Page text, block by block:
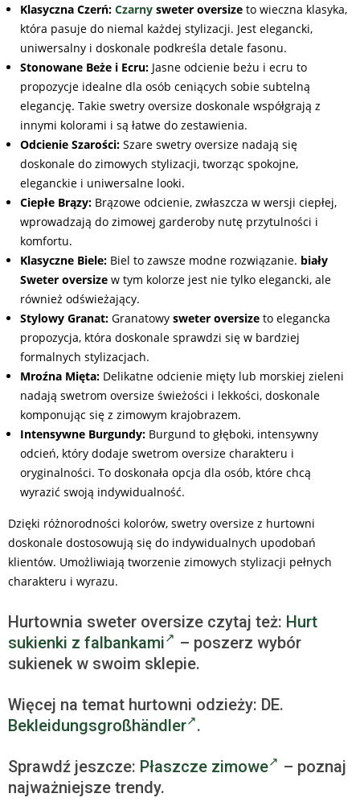
Klasyczna Czerń: Czarny sweter oversize to wieczna klasyka,
która pasuje do niemal każdej stylizacji. Jest elegancki,
uniwersalny i doskonale podkreśla detale fasonu.
Stonowane Beże i Ecru: Jasne odcienie beżu i ecru to
propozycje idealne dla osób ceniących sobie subtelną
elegancję. Takie swetry oversize doskonale współgrają z
innymi kolorami i są łatwe do zestawienia.
Odcienie Szarości: Szare swetry oversize nadają się
doskonale do zimowych stylizacji, tworząc spokojne,
eleganckie i uniwersalne looki.
Ciepłe Brązy: Brązowe odcienie, zwłaszcza w wersji ciepłej,
wprowadzają do zimowej garderoby nutę przytulności i
komfortu.
Klasyczne Biele: Biel to zawsze modne rozwiązanie. biały
Sweter oversize w tym kolorze jest nie tylko elegancki, ale
również odświeżający.
Stylowy Granat: Granatowy sweter oversize to elegancka
propozycja, która doskonale sprawdzi się w bardziej
formalnych stylizacjach.
Mroźna Mięta: Delikatne odcienie mięty lub morskiej zieleni
nadają swetrom oversize świeżości i lekkości, doskonale
komponując się z zimowym krajobrazem.
Intensywne Burgundy: Burgund to głęboki, intensywny
odcień, który dodaje swetrom oversize charakteru i
oryginalności. To doskonała opcja dla osób, które chcą
wyrazić swoją indywidualność.
Dzięki różnorodności kolorów, swetry oversize z hurtowni
doskonale dostosowują się do indywidualnych upodobań
klientów. Umożliwiają tworzenie zimowych stylizacji pełnych
charakteru i wyrazu.
Hurtownia sweter oversize czytaj też: Hurt
sukienki z falbankami
– poszerz wybór
sukienek w swoim sklepie.
Więcej na temat hurtowni odzieży: DE.
Bekleidungsgroßhändler .
Sprawdź jeszcze: Płaszcze zimowe
– poznaj
najważniejsze trendy.